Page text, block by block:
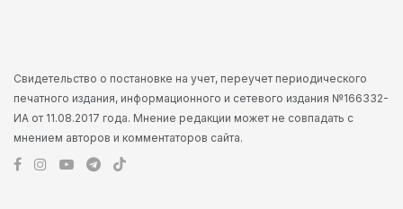
Свидетельство о постановке на учет, переучет периодического
печатного издания, информационного и сетевого издания №166332-
ИА от 11.08.2017 года. Мнение редакции может не совпадать с
мнением авторов и комментаторов сайта.